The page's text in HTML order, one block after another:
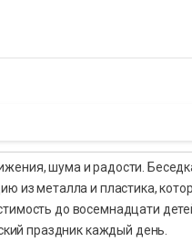
шума и радости.
из металла и пластика,
до восемнадцати
праздник каждый день.